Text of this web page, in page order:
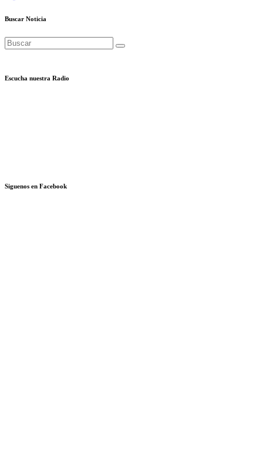
Buscar Noticia
Escucha nuestra Radio
Siguenos en Facebook